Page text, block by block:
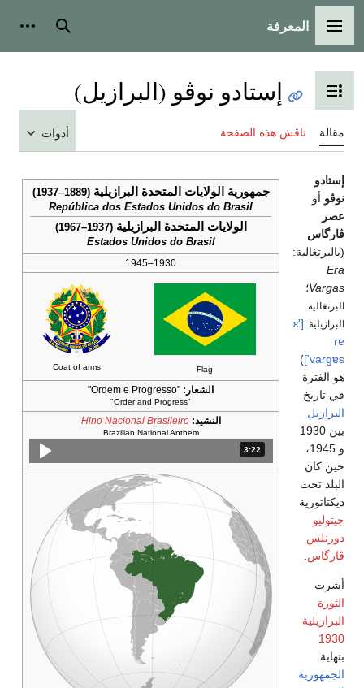
القائمة الرئيسية
المعرفة بحث
تبديل عرض جدول المحتويات
إستادو نوڤو (البرازيل)
مقالة ناقش هذه الصفحة أدوات
جمهورية الولايات المتحدة البرازيلية(1889–1937)
República dos Estados Unidos do Brasil
الولايات المتحدة البرازيلية(1937–1967)
Estados Unidos do Brasil
1930–1945
Flag
Coat of arms
الشعار: "Ordem e Progresso"
"Order and Progress"
النشيد: Hino Nacional Brasileiro
Brazilian National Anthem
المدة: دقائق و 22 ثواني.
3:22
إستادو
نوڤو أو
عصر
ڤارگاس
(بالبرتغالية:
Era
Vargas؛
البرتغالية
البرازيلية:
['ɛ
ɾɐ
'vaɾgɐs]
)
هو الفترة
في تاريخ
البرازيل
بين 1930
و 1945،
حين كان
البلد تحت
ديكتاتورية
جيتوليو
دورنلس
ڤارگاس
أشرت
الثورة
البرازيلية
1930
بنهاية
الجمهورية